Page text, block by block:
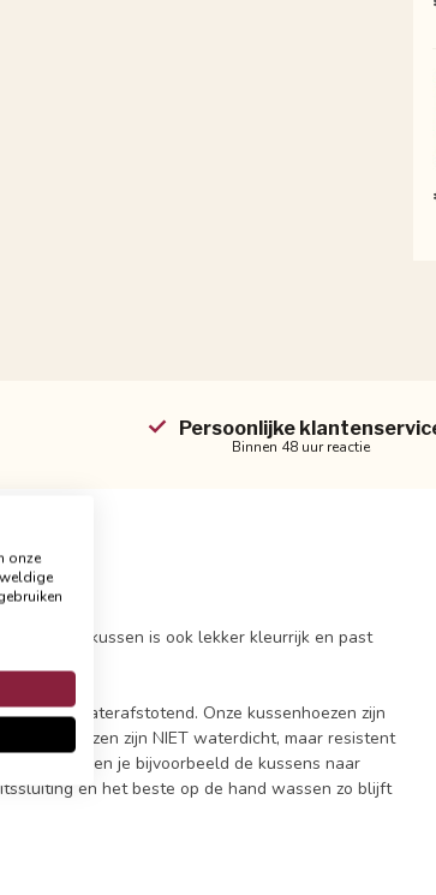
Persoonlijke
Binnen 48 uur reactie
sierkussen is ook lekker kleurrijk en past
en waterafstotend. Onze kussenhoezen zijn
De hoezen zijn NIET waterdicht, maar resistent
regen dien je bijvoorbeeld de kussens naar
en het beste op de hand wassen zo blijft
onze